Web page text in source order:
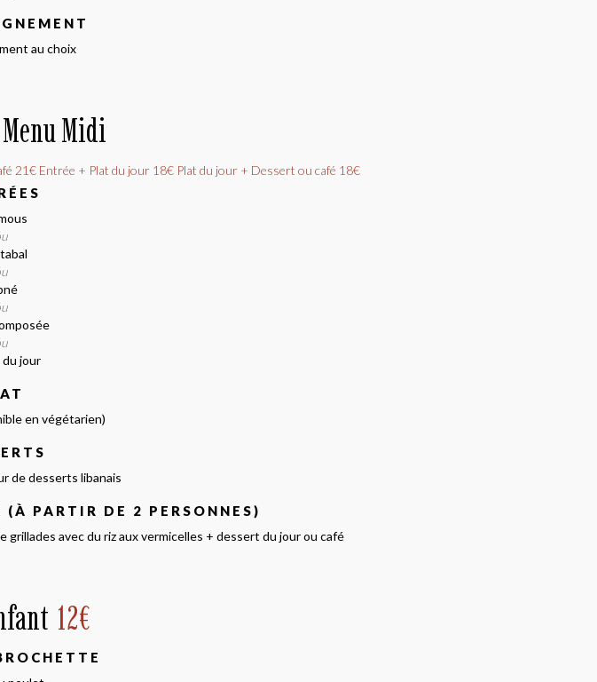
au choix
Midi
21€ Entrée + Plat du jour 18€ Plat du jour + Dessert ou café 18€
jour
en végétarien)
de desserts libanais
PARTIR DE 2 PERSONNES)
avec du riz aux vermicelles + dessert du jour ou café
12€